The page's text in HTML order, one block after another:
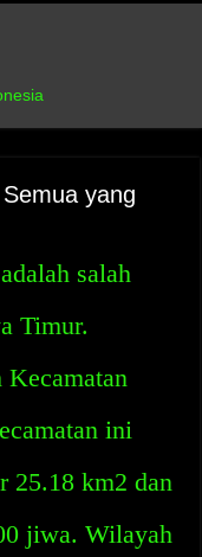
yang
salah
Timur.
Kecamatan
ini
25.18 km2 dan
jiwa. Wilayah